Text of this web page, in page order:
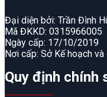
Đại diện bởi: Trần Đình
Mã ĐKKD: 0315966005
Ngày cấp: 17/10/2019
Nơi cấp: Sở Kế hoạch
Quy định chính